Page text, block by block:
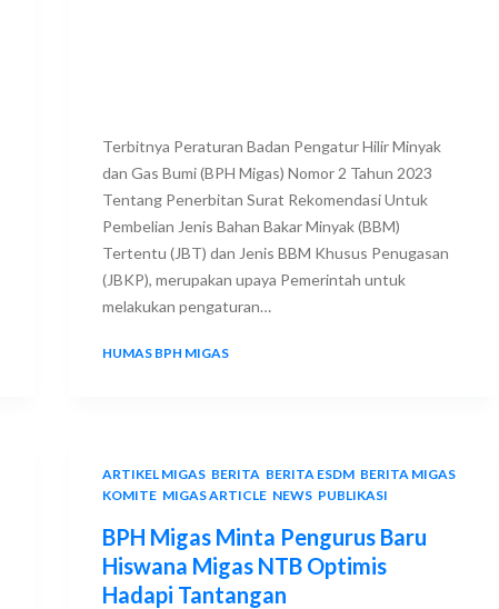
Terbitnya Peraturan Badan Pengatur Hilir Minyak
dan Gas Bumi (BPH Migas) Nomor 2 Tahun 2023
Tentang Penerbitan Surat Rekomendasi Untuk
Pembelian Jenis Bahan Bakar Minyak (BBM)
Tertentu (JBT) dan Jenis BBM Khusus Penugasan
(JBKP), merupakan upaya Pemerintah untuk
melakukan pengaturan…
HUMAS BPH MIGAS
ARTIKEL MIGAS BERITA BERITA ESDM BERITA MIGAS
KOMITE MIGAS ARTICLE NEWS PUBLIKASI
BPH Migas Minta Pengurus Baru
Hiswana Migas NTB Optimis
Hadapi Tantangan